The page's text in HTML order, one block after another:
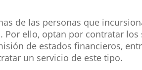
de las personas que
ello, optan por contratar
de estados financieros,
un servicio de este tipo.